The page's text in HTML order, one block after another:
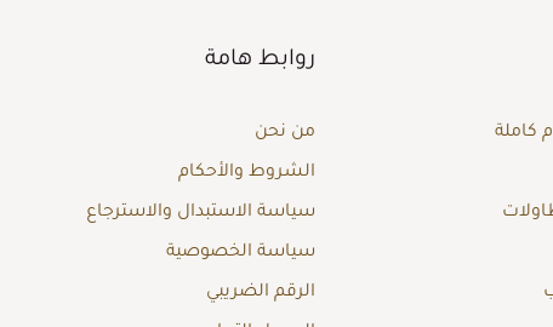
كاملة
روابط هامة
من نحن
الشروط والأحكام
سياسة الاستبدال والاسترجاع
سياسة الخصوصية
الرقم الضريبي